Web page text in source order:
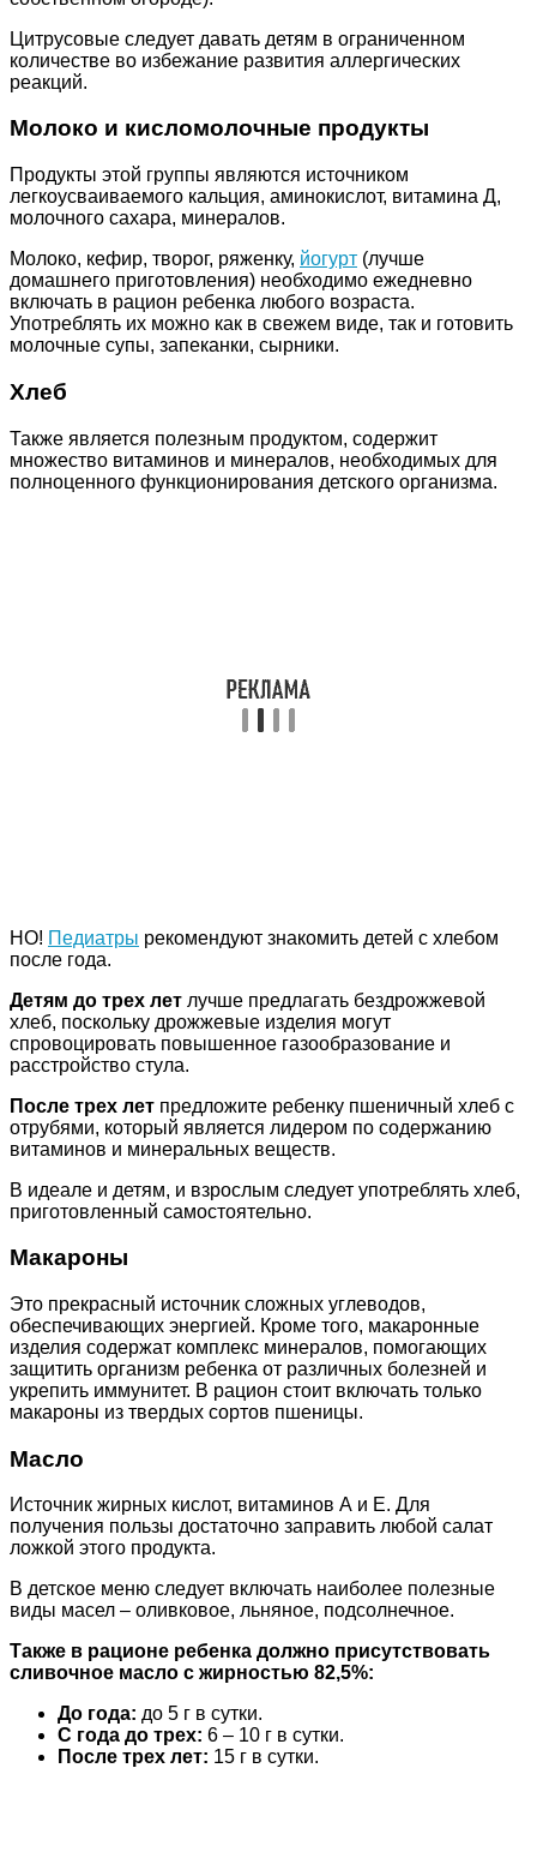
Цитрусовые следует давать детям в ограниченном
количестве во избежание развития аллергических
реакций.
Молоко и кисломолочные продукты
Продукты этой группы являются источником
легкоусваиваемого кальция, аминокислот, витамина Д,
молочного сахара, минералов.
Молоко, кефир, творог, ряженку, йогурт (лучше
домашнего приготовления) необходимо ежедневно
включать в рацион ребенка любого возраста.
Употреблять их можно как в свежем виде, так и готовить
молочные супы, запеканки, сырники.
Хлеб
Также является полезным продуктом, содержит
множество витаминов и минералов, необходимых для
полноценного функционирования детского организма.
НО! Педиатры рекомендуют знакомить детей с хлебом
после года.
Детям до трех лет лучше предлагать бездрожжевой
хлеб, поскольку дрожжевые изделия могут
спровоцировать повышенное газообразование и
расстройство стула.
После трех лет предложите ребенку пшеничный хлеб с
отрубями, который является лидером по содержанию
витаминов и минеральных веществ.
В идеале и детям, и взрослым следует употреблять хлеб,
приготовленный самостоятельно.
Макароны
Это прекрасный источник сложных углеводов,
обеспечивающих энергией. Кроме того, макаронные
изделия содержат комплекс минералов, помогающих
защитить организм ребенка от различных болезней и
укрепить иммунитет. В рацион стоит включать только
макароны из твердых сортов пшеницы.
Масло
Источник жирных кислот, витаминов А и Е. Для
получения пользы достаточно заправить любой салат
ложкой этого продукта.
В детское меню следует включать наиболее полезные
виды масел – оливковое, льняное, подсолнечное.
Также в рационе ребенка должно присутствовать
сливочное масло с жирностью 82,5%:
До года: до 5 г в сутки.
С года до трех: 6 – 10 г в сутки.
После трех лет: 15 г в сутки.